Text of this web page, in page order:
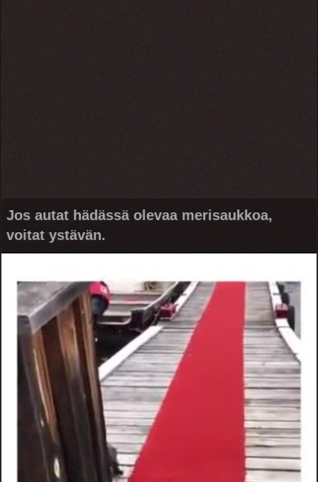
Jos autat hädässä olevaa merisaukkoa,
voitat ystävän.